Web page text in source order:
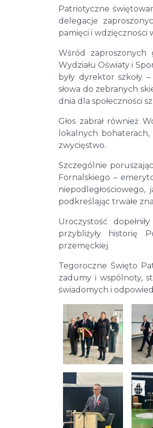
Patriotyczne
delegacje
pamięci i wdzięczności
Wśród zaproszonych
Wydziału Oświaty i
były dyrektor szkoły
słowa do zebranych
dnia dla społeczności
Głos zabrał również
lokalnych
zwycięstwo.
Szczególnie
Fornalskiego –
podkreślając trwałe
Uroczystość
przybliżyły historię
przemęckiej.
Tegoroczne Święto
zadumy i wspólnoty,
świadomych i